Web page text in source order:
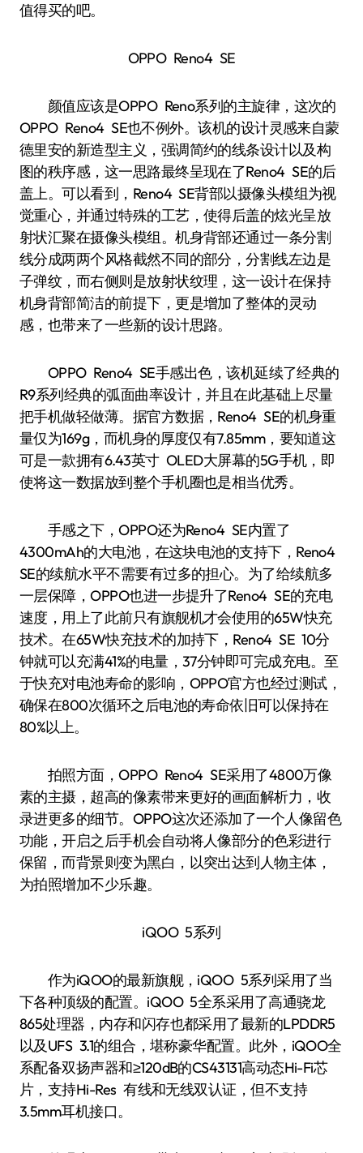
值得买的吧。
OPPO Reno4 SE
颜值应该是OPPO Reno系列的主旋律，这次的
OPPO Reno4 SE也不例外。该机的设计灵感来自蒙
德里安的新造型主义，强调简约的线条设计以及构
图的秩序感，这一思路最终呈现在了Reno4 SE的后
盖上。可以看到，Reno4 SE背部以摄像头模组为视
觉重心，并通过特殊的工艺，使得后盖的炫光呈放
射状汇聚在摄像头模组。机身背部还通过一条分割
线分成两两个风格截然不同的部分，分割线左边是
子弹纹，而右侧则是放射状纹理，这一设计在保持
机身背部简洁的前提下，更是增加了整体的灵动
感，也带来了一些新的设计思路。
OPPO Reno4 SE手感出色，该机延续了经典的
R9系列经典的弧面曲率设计，并且在此基础上尽量
把手机做轻做薄。据官方数据，Reno4 SE的机身重
量仅为169g，而机身的厚度仅有7.85mm，要知道这
可是一款拥有6.43英寸 OLED大屏幕的5G手机，即
使将这一数据放到整个手机圈也是相当优秀。
手感之下，OPPO还为Reno4 SE内置了
4300mAh的大电池，在这块电池的支持下，Reno4
SE的续航水平不需要有过多的担心。为了给续航多
一层保障，OPPO也进一步提升了Reno4 SE的充电
速度，用上了此前只有旗舰机才会使用的65W快充
技术。在65W快充技术的加持下，Reno4 SE 10分
钟就可以充满41%的电量，37分钟即可完成充电。至
于快充对电池寿命的影响，OPPO官方也经过测试，
确保在800次循环之后电池的寿命依旧可以保持在
80%以上。
拍照方面，OPPO Reno4 SE采用了4800万像
素的主摄，超高的像素带来更好的画面解析力，收
录进更多的细节。OPPO这次还添加了一个人像留色
功能，开启之后手机会自动将人像部分的色彩进行
保留，而背景则变为黑白，以突出达到人物主体，
为拍照增加不少乐趣。
iQOO 5系列
作为iQOO的最新旗舰，iQOO 5系列采用了当
下各种顶级的配置。iQOO 5全系采用了高通骁龙
865处理器，内存和闪存也都采用了最新的LPDDR5
以及UFS 3.1的组合，堪称豪华配置。此外，iQOO全
系配备双扬声器和≥120dB的CS43131高动态Hi-Fi芯
片，支持Hi-Res 有线和无线双认证，但不支持
3.5mm耳机接口。